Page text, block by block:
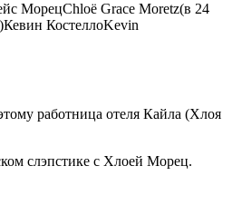
МорецChloë Grace Moretz(в 24
Кевин КостеллоKevin
работница отеля Кайла (Хлоя
слэпстике с Хлоей Морец.